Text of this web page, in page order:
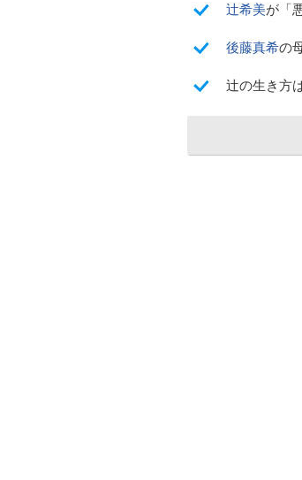
辻希美が「
後藤真希の
辻の生き方